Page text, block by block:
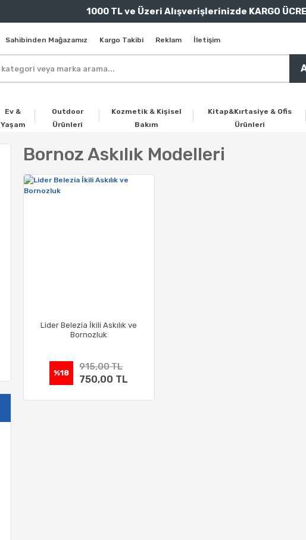
1000 TL ve Üzeri Alışverişlerinizde KARGO
Sahibinden Mağazamız Kargo Takibi Reklam İletişim
Ev &
Yaşam
Outdoor
Ürünleri
Kozmetik & Kişisel
Bakım
Kitap&Kırtasiye & Ofis
Ürünleri
Bornoz Askılık Modelleri
Lider Belezia İkili Askılık ve
Bornozluk
%18
915,00 TL
750,00 TL